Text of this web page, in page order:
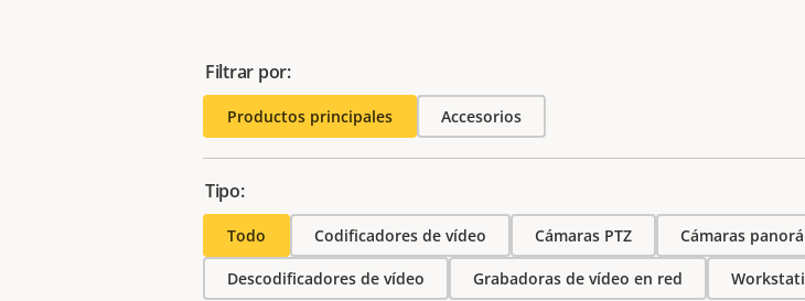
Filtrar por:
Productos principales Accesorios
Tipo:
Todo Codificadores de vídeo Cámaras PTZ Cámaras
Descodificadores de vídeo Grabadoras de vídeo en red